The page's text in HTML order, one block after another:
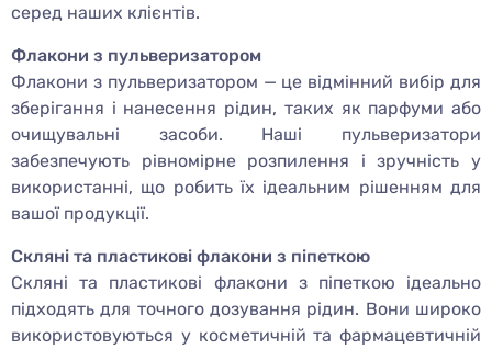
серед наших клієнтів.
Флакони з пульверизатором
Флакони з пульверизатором — це відмінний вибір для
зберігання і нанесення рідин, таких як парфуми або
очищувальні засоби. Наші пульверизатори
забезпечують рівномірне розпилення і зручність у
використанні, що робить їх ідеальним рішенням для
вашої продукції.
Скляні та пластикові флакони з піпеткою
Скляні та пластикові флакони з піпеткою ідеально
підходять для точного дозування рідин. Вони широко
використовуються у косметичній та фармацевтичній